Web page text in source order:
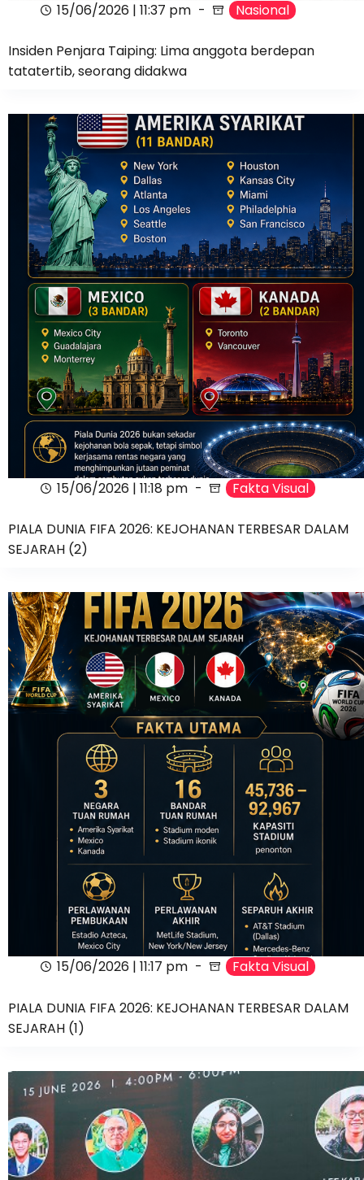
15/06/2026 | 11:37 pm Nasional
Insiden Penjara Taiping: Lima anggota berdepan
tatatertib, seorang didakwa
15/06/2026 | 11:18 pm Fakta Visual
PIALA DUNIA FIFA 2026: KEJOHANAN TERBESAR DALAM
SEJARAH (2)
15/06/2026 | 11:17 pm Fakta Visual
PIALA DUNIA FIFA 2026: KEJOHANAN TERBESAR DALAM
SEJARAH (1)